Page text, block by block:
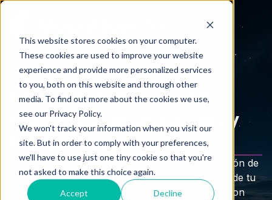
This website stores cookies on your computer.
These cookies are used to improve your website
experience and provide more personalized services
to you, both on this website and through other
media. To find out more about the cookies we use,
see our Privacy Policy.
We won't track your information when you visit our
site. But in order to comply with your preferences,
we'll have to use just one tiny cookie so that you're
not asked to make this choice again.
Accept Decline
Blog cobranzas: Todo
sobre Automatización y
tendencias
En Moonflow, sabemos que automatizar tu gestión de
cobranzas es clave para mejorar la rentabilidad de tu
empresa. Por eso, hemos creado este espacio con